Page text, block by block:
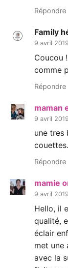
Répondre
Family
9 avril
Coucou
comme
Répondre
maman
9 avril
une tres
Répondre
mamie
9 avril
Hello, il
qualité,
éclair
met une
avec la